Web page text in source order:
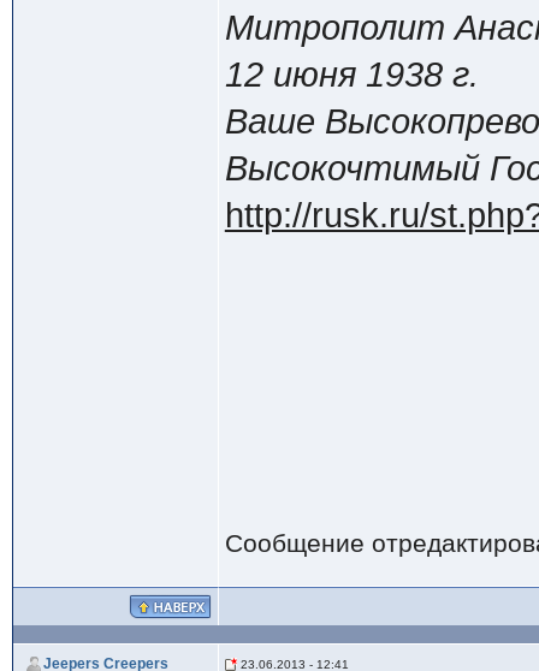
Митрополит
12 июня 1938 г.
Ваше
Высокочтимый
http://rusk.ru/
Сообщение
Jeepers Creepers 23.06.2013 - 12:41